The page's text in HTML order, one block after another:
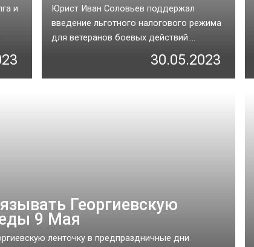
и
Юрист Иван Соловьев поддержал
введение льготного налогового режима
для ветеранов боевых действий....
30.05.2023
Георгиевскую
9 Мая
ленточку в предпраздничные дни